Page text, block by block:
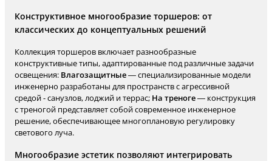
Конструктивное многообразие торшеров: от
классических до концептуальных решений
Коллекция торшеров включает разнообразные
конструктивные типы, адаптированные под различные задачи
освещения: Влагозащитные— специализированные модели
инженерно разработаны для пространств с агрессивной
средой - санузлов, лоджий и террас; На треноге— конструкция
с треногой представляет собой современное инженерное
решение, обеспечивающее многоплановую регулировку
светового луча.
Многообразие эстетик позволяют интегрировать